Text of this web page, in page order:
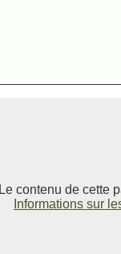
Le contenu de cette
Informations sur